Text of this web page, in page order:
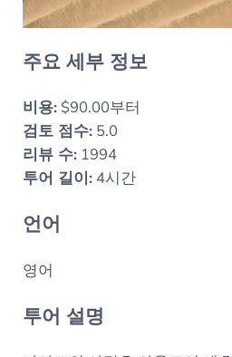
주요 세부 정보
비용:$90.00부터
검토 점수:5.0
리뷰 수:1994
투어 길이:4시간
언어
영어
투어 설명